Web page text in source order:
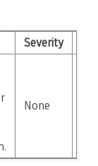
Severity
None